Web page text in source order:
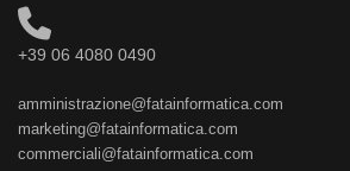
+39 06 4080 0490
amministrazione@fatainformatica.com
marketing@fatainformatica.com
commerciali@fatainformatica.com